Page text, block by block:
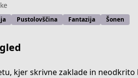
Pustolovščina Fantazija Šonen
kjer skrivne zaklade in